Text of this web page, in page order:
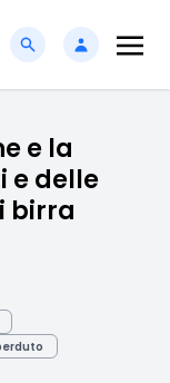
e la
e delle
birra